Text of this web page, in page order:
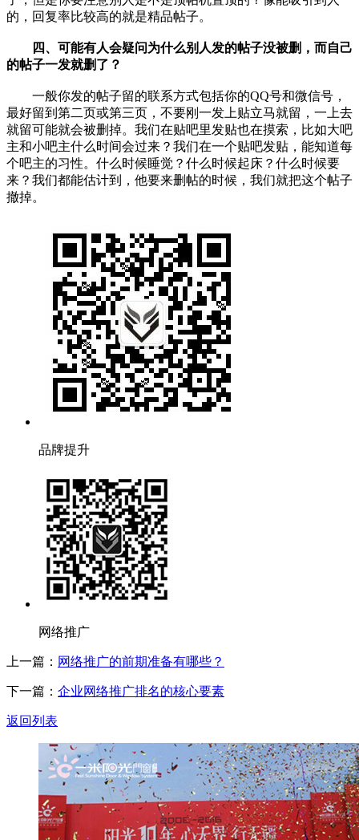
的，回复率比较高的就是精品帖子。
四、可能有人会疑问为什么别人发的帖子没被删，而自己
的帖子一发就删了？
一般你发的帖子留的联系方式包括你的QQ号和微信号，
最好留到第二页或第三页，不要刚一发上贴立马就留，一上去
就留可能就会被删掉。我们在贴吧里发贴也在摸索，比如大吧
主和小吧主什么时间会过来？我们在一个贴吧发贴，能知道每
个吧主的习性。什么时候睡觉？什么时候起床？什么时候要
来？我们都能估计到，他要来删帖的时候，我们就把这个帖子
撤掉。
品牌提升
网络推广
上一篇： 网络推广的前期准备有哪些？
下一篇： 企业网络推广排名的核心要素
返回列表